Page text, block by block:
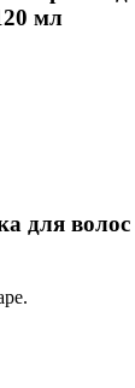
мл
для